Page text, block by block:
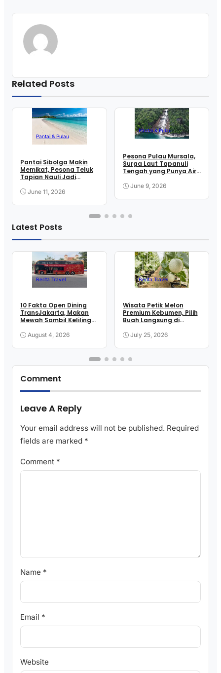
Related Posts
Pantai & Pulau
Pantai Sibolga Makin
Memikat, Pesona Teluk
Tapian Nauli Jadi
June 11, 2026
Pantai & Pulau
Pesona Pulau Mursala,
Surga Laut Tapanuli
Tengah yang Punya Air
June 9, 2026
Latest Posts
Berita Travel
10 Fakta Open Dining
TransJakarta, Makan
Mewah Sambil Keliling
August 4, 2026
Berita Travel
Wisata Petik Melon
Premium Kebumen, Pilih
Buah Langsung di
July 25, 2026
Comment
Leave A Reply
Your email address will not be published. Required
fields are marked *
Comment *
Name *
Email *
Website